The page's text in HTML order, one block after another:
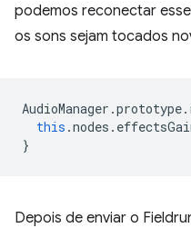
podemos reconectar
os sons sejam tocados
AudioManager .prototype.
this .nodes .
}
Depois de enviar o